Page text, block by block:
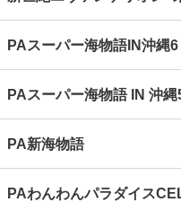
PAスーパー海物語IN沖縄
PAスーパー海物語 IN 沖
PA新海物語
PAわんわんパラダイス